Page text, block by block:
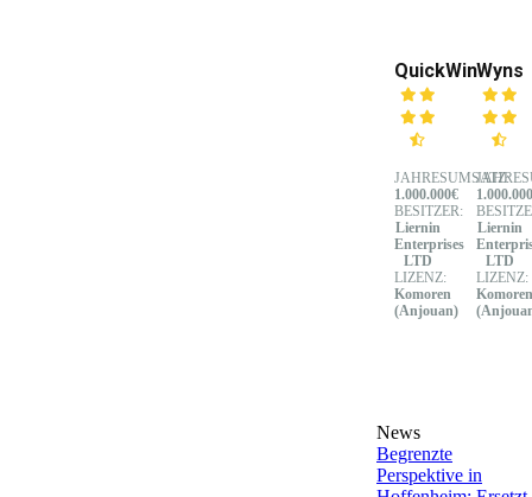
QuickWin
JAHRESUMSATZ:
1.000.000€
BESITZER:
Liernin
Enterprises
LTD
LIZENZ:
Komoren
(Anjouan)
Wyns
Liernin
LTD
LIZENZ:
Komoren
News
Begrenzte
Perspektive in